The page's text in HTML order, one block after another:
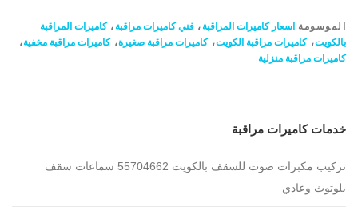
الموسومة اسعار كاميرات المراقبة ،فني كاميرات مراقبة ،كاميرات المراقبة
بالكويت،كاميرات مراقبة الكويت،كاميرات مراقبة صغيرة،كاميرات مراقبة مخفية،
كاميرات مراقبة منزلية
خدمات كاميرات مراقبة
تركيب مكبرات صوت للسقف بالكويت 55704662 سماعات سقف
بلوتوث وعادي